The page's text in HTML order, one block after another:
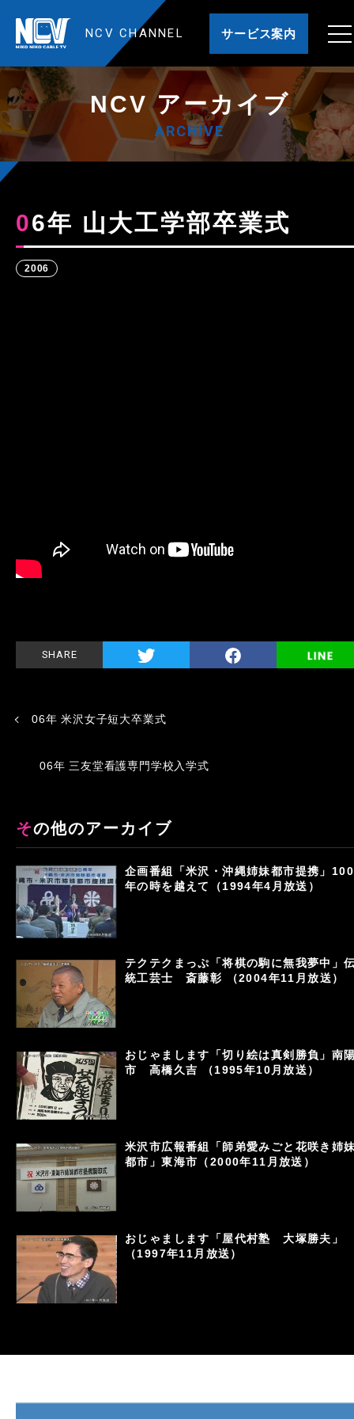
NCV CHANNEL サービス案内
NCV アーカイブ
ARCHIVE
06年 山大工学部卒業式
2006
SHARE
06年 米沢女子短大卒業式
06年 三友堂看護専門学校入学式
その他のアーカイブ
企画番組「米沢・沖縄姉妹都市提携」100
年の時を越えて（1994年4月放送）
テクテクまっぷ「将棋の駒に無我夢中」
統工芸士 斎藤彰 （2004年11月放送）
おじゃまします「切り絵は真剣勝負」南
市 高橋久吉 （1995年10月放送）
米沢市広報番組「師弟愛みごと花咲き姉
都市」東海市（2000年11月放送）
おじゃまします「屋代村塾 大塚勝夫」
（1997年11月放送）